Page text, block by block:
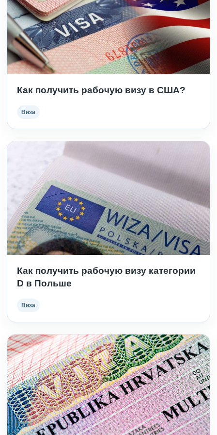
Как получить рабочую визу в США?
Виза
Как получить рабочую визу категории
D в Польше
Виза